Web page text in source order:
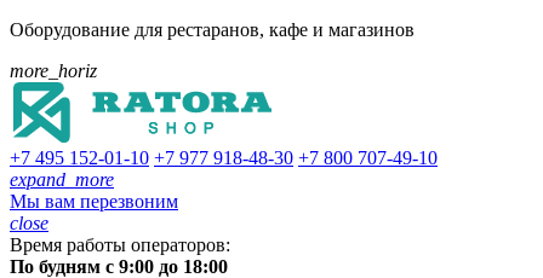
Оборудование для рестаранов, кафе и магазинов
more_horiz
+7 495 152-01-10 +7 977 918-48-30 +7 800 707-49-10
expand_more
Мы вам перезвоним
close
Время работы операторов:
По будням с 9:00 до 18:00